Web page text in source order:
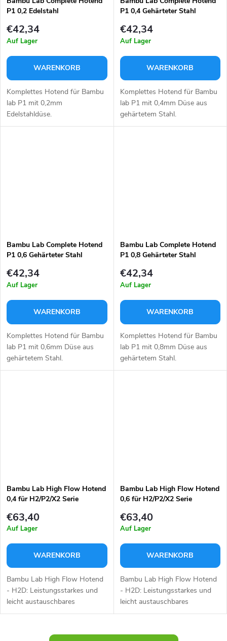
P1 0,2 Edelstahl
€42,34
Auf Lager
WARENKORB
Komplettes Hotend für Bambu
lab P1 mit 0,2mm
Edelstahldüse.
P1 0,4 Gehärteter Stahl
€42,34
Auf Lager
WARENKORB
Komplettes Hotend für Bambu
lab P1 mit 0,4mm Düse aus
gehärtetem Stahl.
Bambu Lab Complete Hotend
P1 0,6 Gehärteter Stahl
€42,34
Auf Lager
WARENKORB
Komplettes Hotend für Bambu
lab P1 mit 0,6mm Düse aus
gehärtetem Stahl.
Bambu Lab Complete Hotend
P1 0,8 Gehärteter Stahl
€42,34
Auf Lager
WARENKORB
Komplettes Hotend für Bambu
lab P1 mit 0,8mm Düse aus
gehärtetem Stahl.
Bambu Lab High Flow Hotend
0,4 für H2/P2/X2 Serie
€63,40
Auf Lager
WARENKORB
Bambu Lab High Flow Hotend
- H2D: Leistungsstarkes und
leicht austauschbares
Druckmodul für präzisen und
Düsendurchmesser von 0,4
Bambu Lab High Flow Hotend
0,6 für H2/P2/X2 Serie
€63,40
Auf Lager
WARENKORB
Bambu Lab High Flow Hotend
- H2D: Leistungsstarkes und
leicht austauschbares
Druckmodul für präzisen und
Düsendurchmesser von 0,6